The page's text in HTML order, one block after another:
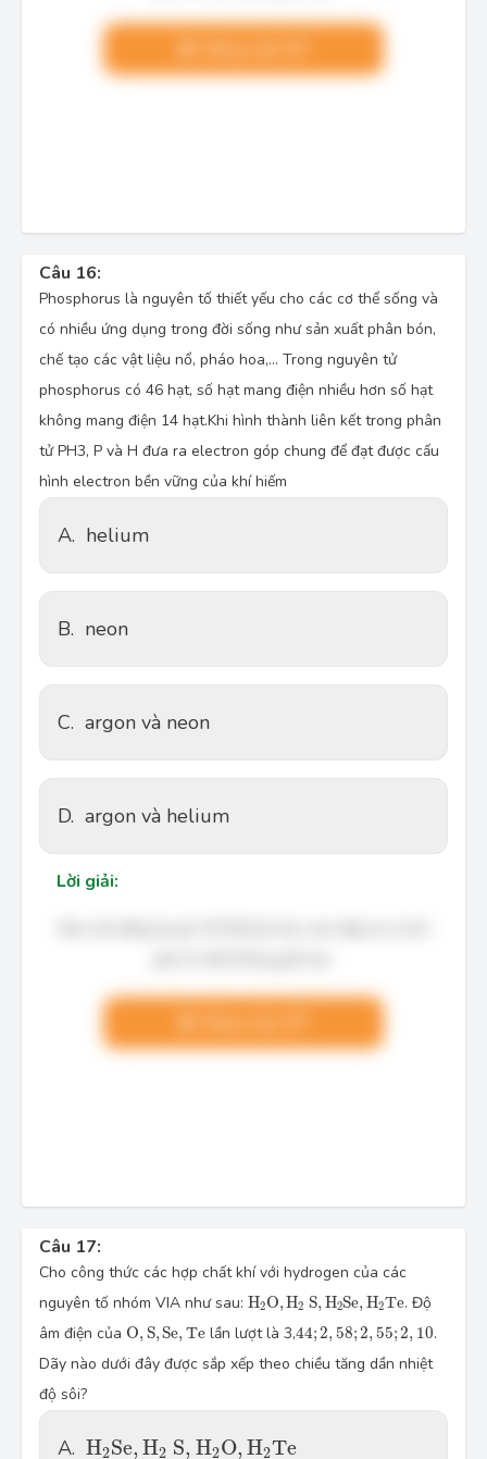
Câu 16:
Phosphorus là nguyên tố thiết yếu cho các cơ thể sống và
có nhiều ứng dụng trong đời sống như sản xuất phân bón,
chế tạo các vật liệu nổ, pháo hoa,... Trong nguyên tử
phosphorus có 46 hạt, số hạt mang điện nhiều hơn số hạt
không mang điện 14 hạt.Khi hình thành liên kết trong phân
tử PH3, P và H đưa ra electron góp chung để đạt được cấu
hình electron bền vững của khí hiếm
A. helium
B. neon
C. argon và neon
D. argon và helium
Lời giải:
Câu 17:
Cho công thức các hợp chất khí với hydrogen của các
nguyên tố nhóm VIA như sau: H2O,H2 S, H2Se, H2Te
H 2O H S ,H 2S e,H2T e
. Độ
âm điện của O, S,Se, Te
O S, Se, Te lần lượt là 3,44;2, 58;2, 55;2, 10
44;2 58;2,55;2,10
.
Dãy nào dưới đây được sắp xếp theo chiều tăng dần nhiệt
độ sôi?
A. H2Se, H2 S, H2O, H2Te
H 2Se ,H S ,H 2O H 2Te